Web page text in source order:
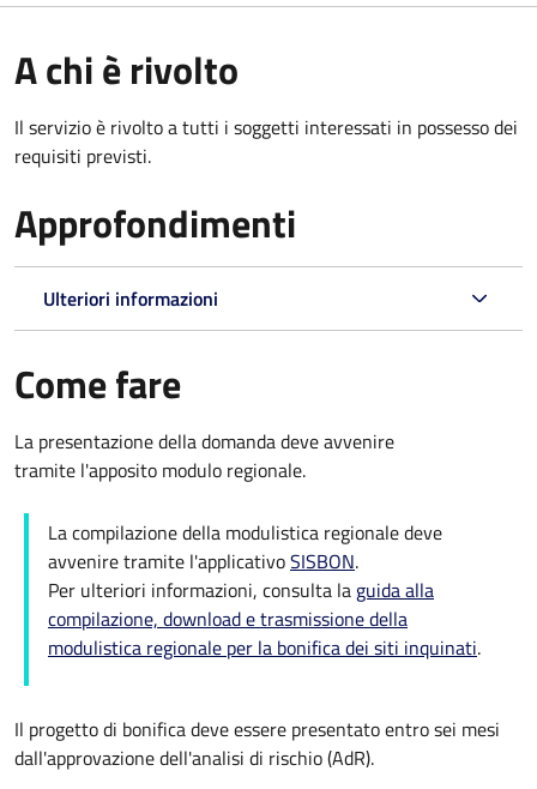
A chi è rivolto
Il servizio è rivolto a tutti i soggetti interessati in possesso dei
requisiti previsti.
Approfondimenti
Ulteriori informazioni
Come fare
La presentazione della domanda deve avvenire
tramite l'apposito modulo regionale.
La compilazione della modulistica regionale deve
avvenire tramite l'applicativoSISBON.
Per ulteriori informazioni, consulta la guida alla
compilazione, download e trasmissione della
modulistica regionale per la bonifica dei siti inquinati.
Il progetto di bonifica deve essere presentato entro sei mesi
dall'approvazione dell'analisi di rischio (AdR).